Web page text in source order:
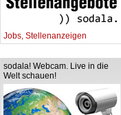
Jobs, Stellenanzeigen
sodala! Webcam. Live in die
Welt schauen!